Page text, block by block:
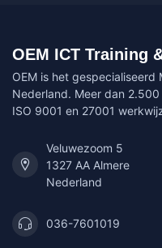
OEM ICT Training
OEM is het
Nederland. Meer dan
ISO 9001 en 27001
Veluwezoom 5
1327 AA Almere
Nederland
036-7601019